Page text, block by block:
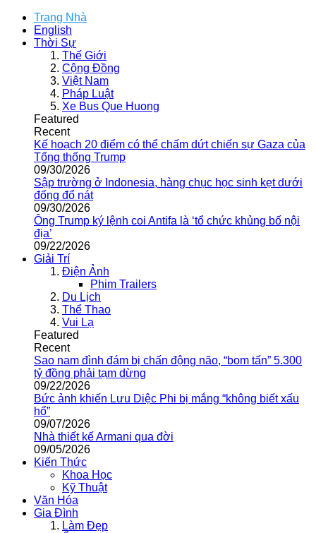
Trang Nhà
English
Thời Sự
Thế Giới
Cộng Đồng
Việt Nam
Pháp Luật
Xe Bus Que Huong
Featured
Recent
Kế hoạch 20 điểm có thể chấm dứt chiến sự Gaza của
Tổng thống Trump
09/30/2026
Sập trường ở Indonesia, hàng chục học sinh kẹt dưới
đống đổ nát
09/30/2026
Ông Trump ký lệnh coi Antifa là ‘tổ chức khủng bố nội
địa’
09/22/2026
Giải Trí
Điện Ảnh
Phim Trailers
Du Lịch
Thể Thao
Vui Lạ
Featured
Recent
Sao nam đình đám bị chấn động não, “bom tấn” 5.300
tỷ đồng phải tạm dừng
09/22/2026
Bức ảnh khiến Lưu Diệc Phi bị mắng “không biết xấu
hổ”
09/07/2026
Nhà thiết kế Armani qua đời
09/05/2026
Kiến Thức
Khoa Học
Kỹ Thuật
Văn Hóa
Gia Đình
Làm Đẹp